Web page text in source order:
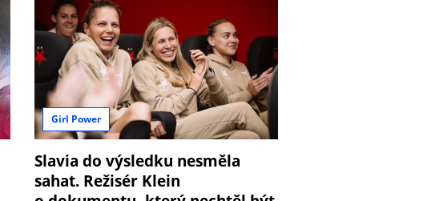
Girl Power
Slavia do výsledku nesměla
sahat. Režisér Klein
8